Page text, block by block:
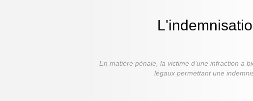
En matière pénale, la victime d’une infraction a
légaux permettant une